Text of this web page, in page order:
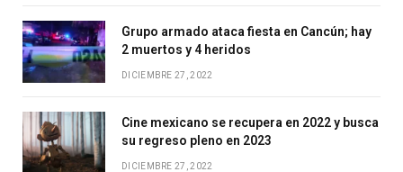
Grupo armado ataca fiesta en Cancún; hay
2 muertos y 4 heridos
DICIEMBRE 27, 2022
Cine mexicano se recupera en 2022 y busca
su regreso pleno en 2023
DICIEMBRE 27, 2022